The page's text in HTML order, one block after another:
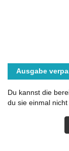
Ausgabe
Du kannst die
du sie einmal nicht